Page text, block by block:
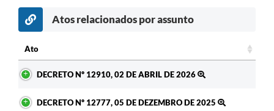
Links
Serviços Online
Telefones Úteis
A Prefeitura
Enquete
Atos relacionados por assunto
Ato
DECRETO Nº 12910, 02 DE ABRIL DE 2026
DECRETO Nº 12777, 05 DE DEZEMBRO DE 2025